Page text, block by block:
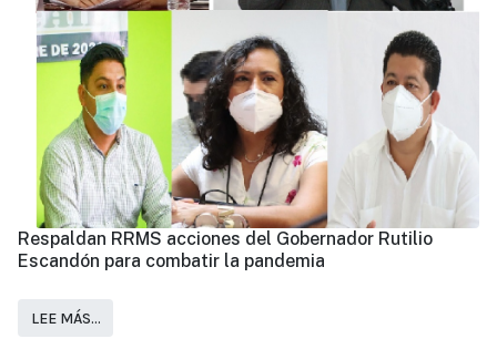
Respaldan RRMS acciones del Gobernador Rutilio
Escandón para combatir la pandemia
LEE MÁS…